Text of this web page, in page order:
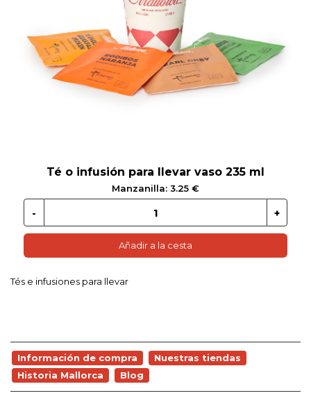
Té o infusión para llevar vaso 235 ml
Manzanilla: 3.25 €
Añadir a la cesta
Tés e infusiones para llevar
Información de compra
Nuestras tiendas
Historia Mallorca
Blog